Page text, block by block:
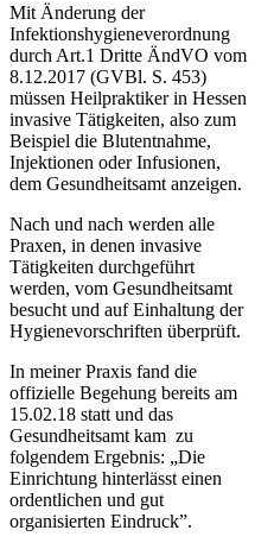
Mit Änderung der
Infektionshygieneverordnung
durch Art.1 Dritte ÄndVO vom
8.12.2017 (GVBl. S. 453)
müssen Heilpraktiker in Hessen
invasive Tätigkeiten, also zum
Beispiel die Blutentnahme,
Injektionen oder Infusionen,
dem Gesundheitsamt anzeigen.
Nach und nach werden alle
Praxen, in denen invasive
Tätigkeiten durchgeführt
werden, vom Gesundheitsamt
besucht und auf Einhaltung der
Hygienevorschriften überprüft.
In meiner Praxis fand die
offizielle Begehung bereits am
15.02.18 statt und das
Gesundheitsamt kam zu
folgendem Ergebnis: „Die
Einrichtung hinterlässt einen
ordentlichen und gut
organisierten Eindruck”.